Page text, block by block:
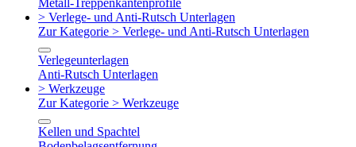
> Verlege- und Anti-Rutsch Unterlagen
Zur Kategorie > Verlege- und Anti-Rutsch Unterlagen
Verlegeunterlagen
Anti-Rutsch Unterlagen
> Werkzeuge
Zur Kategorie > Werkzeuge
Kellen und Spachtel